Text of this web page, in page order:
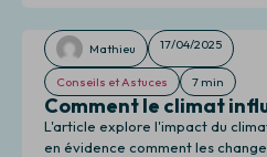
l'environnement.
Mathieu 17/04/2025
Conseils et Astuces 7 min
Comment le climat
L'article explore l'impact du
en évidence comment les